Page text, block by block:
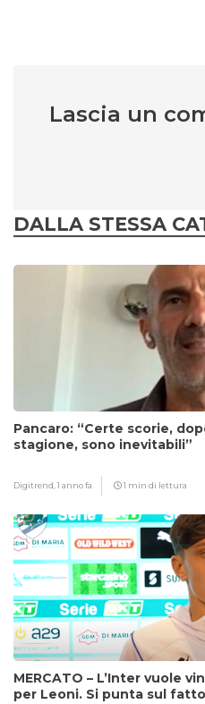
Lascia un
DALLA STESSA
Pancaro: “Certe scorie,
stagione, sono inevitabili”
Digitrend,1 anno fa 1 min di lettura
MERCATO – L’Inter vuole
per Leoni. Si punta sul